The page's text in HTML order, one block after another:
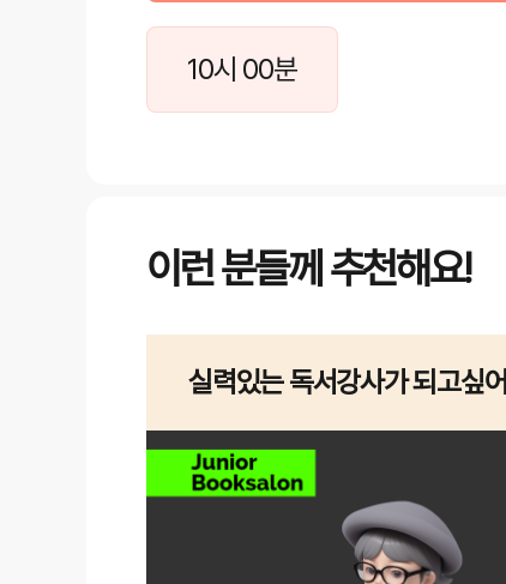
10시 00분
이런 분들께 추천해요!
실력있는 독서강사가 되고싶